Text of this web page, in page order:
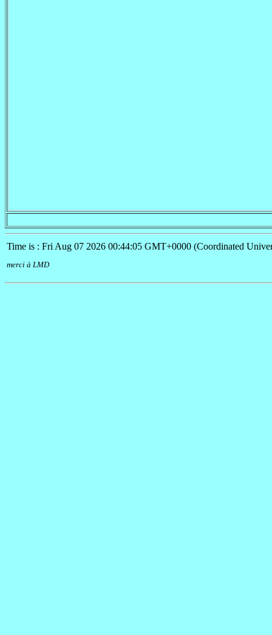
Time is : Fri Aug 07 2026 00:44:05 GMT+0000 (Coordinated
merci à LMD